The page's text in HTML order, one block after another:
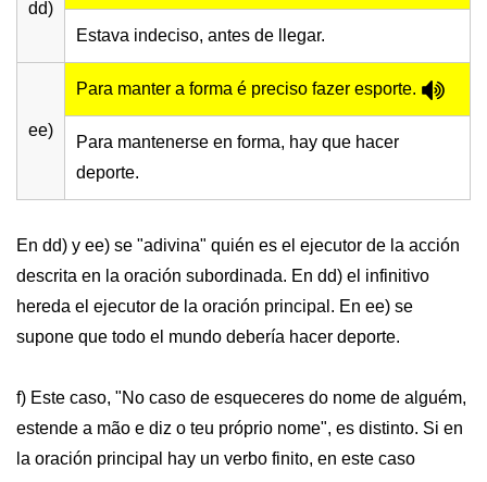
dd)
Estava indeciso, antes de llegar.
ee)
Para manter a forma é preciso fazer esporte.
Para mantenerse en forma, hay que hacer
deporte.
En dd) y ee) se "adivina" quién es el ejecutor de la acción
descrita en la oración subordinada. En dd) el infinitivo
hereda el ejecutor de la oración principal. En ee) se
supone que todo el mundo debería hacer deporte.
f) Este caso, "No caso de esqueceres do nome de alguém,
estende a mão e diz o teu próprio nome", es distinto. Si en
la oración principal hay un verbo finito, en este caso